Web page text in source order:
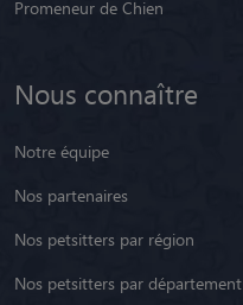
Promeneur de Chien
Nous connaître
Notre équipe
Nos partenaires
Nos petsitters par région
Nos petsitters par département